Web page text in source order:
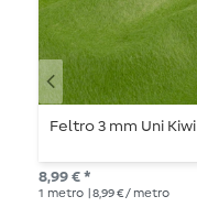
Feltro 3 mm Uni Kiwi
8,99 € *
1 metro | 8,99 € / metro